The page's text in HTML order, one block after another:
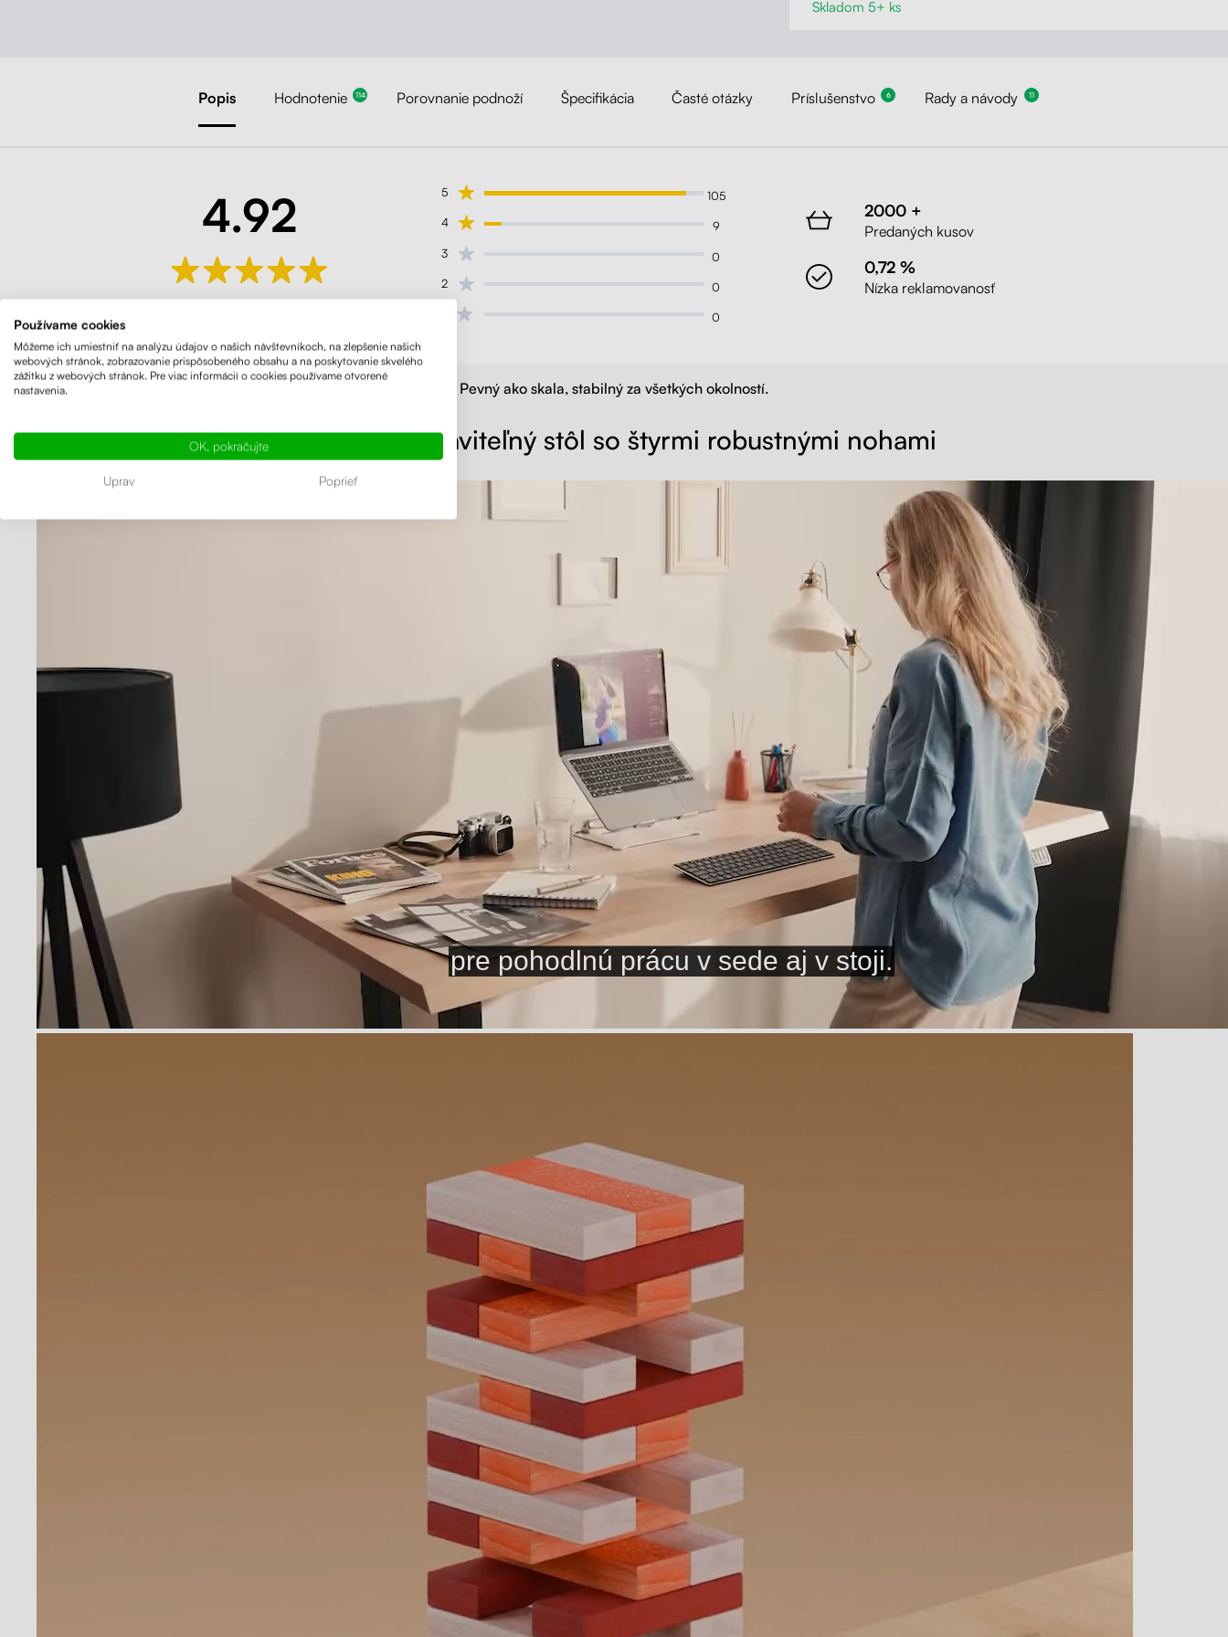
Skladom 5+ ks
Popis Hodnotenie 114 Porovnanie podnoží Špecifikácia Časté otázky Príslušenstvo 6 Rady a návody 11
4.92 5
105
4
9
3
0
2
0
0
2000 +
Predaných kusov
0,72 %
Nízka reklamovanosť
Pevný ako skala, stabilný za všetkých okolností.
Výškovo nastaviteľný stôl so štyrmi robustnými nohami
Používame cookies
Môžeme ich umiestniť na analýzu údajov o našich návštevníkoch, na zlepšenie našich
webových stránok, zobrazovanie prispôsobeného obsahu a na poskytovanie skvelého
zážitku z webových stránok. Pre viac informácií o cookies používame otvorené
nastavenia.
OK, pokračujte
Uprav Poprieť